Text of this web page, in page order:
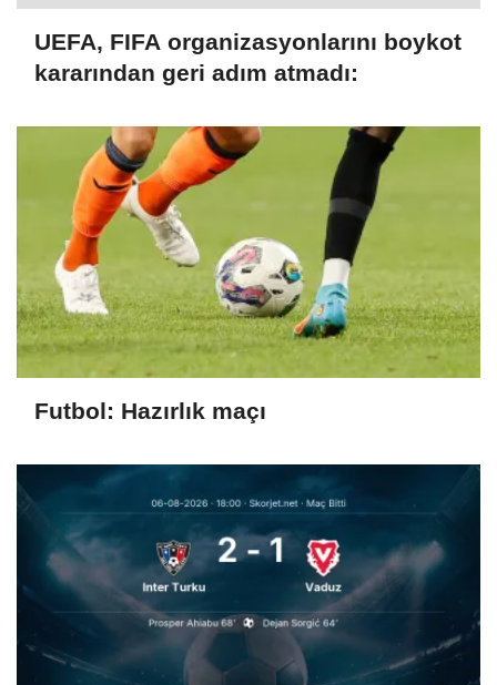
UEFA, FIFA organizasyonlarını boykot
kararından geri adım atmadı:
Futbol: Hazırlık maçı